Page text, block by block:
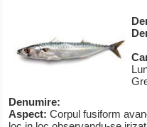
Denumire:
Aspect: Corpul fusiform